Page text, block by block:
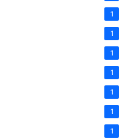
1
1
1
1
1
1
1